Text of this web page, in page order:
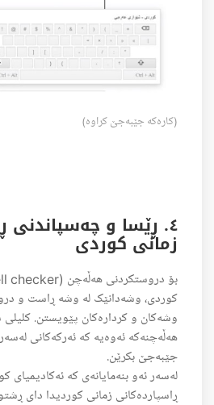
(کارەکە جێبەجێ کراوە)
٤. ڕێسا و
زمانی کوردی
کوردی، وشەدانێک لە وشە ڕاست و
وشەکان و کردارەکان پێویستن.
هەڵەچنەکە ئەوەیە کە ئەرکەکانی
جێبەجێ بکرێن.
لەسەر ئەو بنەمایانەی کە ئەکادیمیای
ڕاسپاردەکانی زمانی کوردیدا دای